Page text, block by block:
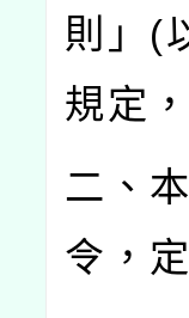
則」(
規定
二、
令，